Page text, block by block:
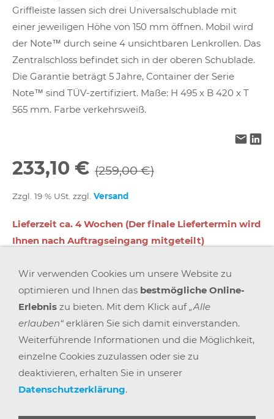
Griffleiste lassen sich drei Universalschublade mit
einer jeweiligen Höhe von 150 mm öffnen. Mobil wird
der Note™ durch seine 4 unsichtbaren Lenkrollen. Das
Zentralschloss befindet sich in der oberen Schublade.
Die Garantie beträgt 5 Jahre, Container der Serie
Note™ sind TÜV-zertifiziert. Maße: H 495 x B 420 x T
565 mm. Farbe verkehrsweiß.
233,10 € (259,00 €)
Zzgl. 19 % USt. zzgl. Versand
Lieferzeit ca. 4 Wochen (Der finale Liefertermin wird
Ihnen nach Auftragseingang mitgeteilt)
Für später merken
Wir verwenden Cookies um unsere Website zu
optimieren und Ihnen das bestmögliche Online-
Erlebnis zu bieten. Mit dem Klick auf„Alle
erlauben“ erklären Sie sich damit einverstanden.
Weiterführende Informationen und die Möglichkeit,
einzelne Cookies zuzulassen oder sie zu
deaktivieren, erhalten Sie in unserer
Datenschutzerklärung.